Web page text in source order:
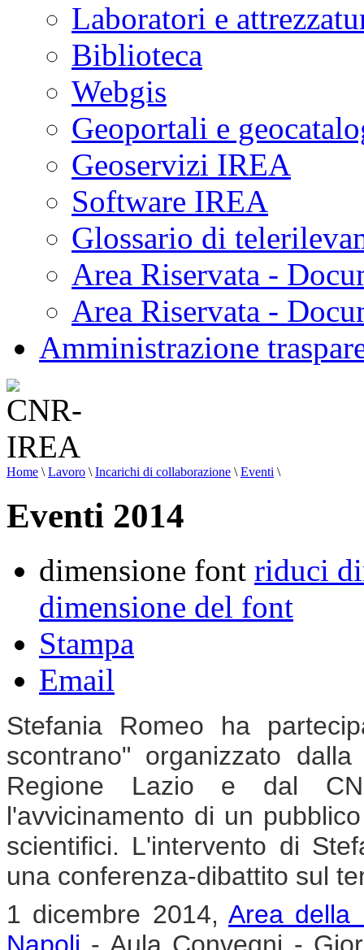
Laboratori e
Biblioteca
Webgis
Geoportali e
Geoservizi IREA
Software IREA
Glossario di
Area Riservata -
Area Riservata -
Amministrazione
Home \ Lavoro \ Incarichi di collaborazione \ Eventi \
Eventi 2014
dimensione font riduci
dimensione del font
Stampa
Email
Stefania Romeo ha
scontrano" organizzato
Regione Lazio e dal
l'avvicinamento di un
scientifici. L'intervento di
una conferenza-dibattito sul
1 dicembre 2014,Area della